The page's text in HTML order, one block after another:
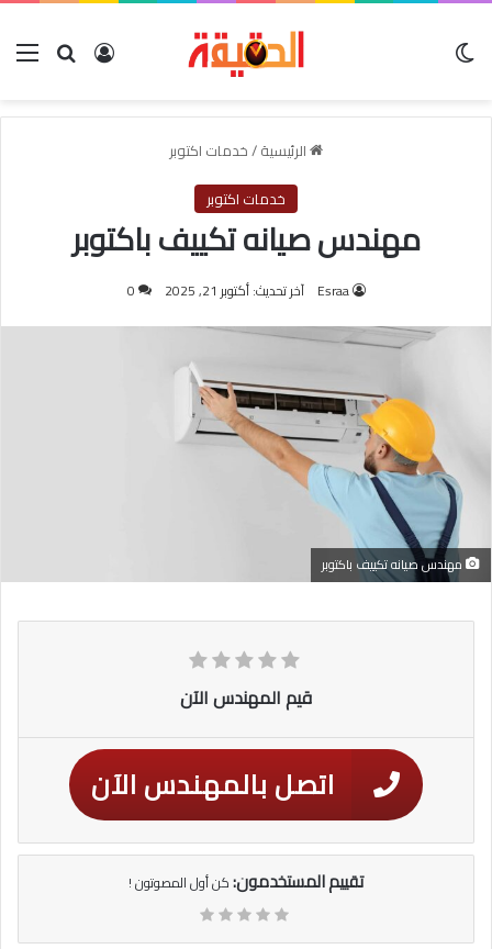
بحث عنتسجيل
الرئيسية/خدمات اكتوبر
خدمات اكتوبر
مهندس صيانه تكييف باكتوبر
Esraa آخر تحديث: أكتوبر 21, 2025 0
مهندس صيانه تكييف باكتوبر
قيم المهندس الآن
اتصل بالمهندس الآن
تقييم المستخدمون:كن أول المصوتون !